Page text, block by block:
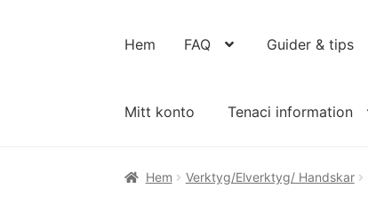
Hem FAQ Guider & tips
Mitt konto Tenaci information
Hem Verktyg/Elverktyg/ Handskar